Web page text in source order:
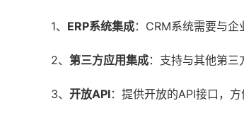
1、 ERP系统集成：CRM系统需要与企
2、 第三方应用集成：支持与其他第三
3、 开放API：提供开放的API接口，